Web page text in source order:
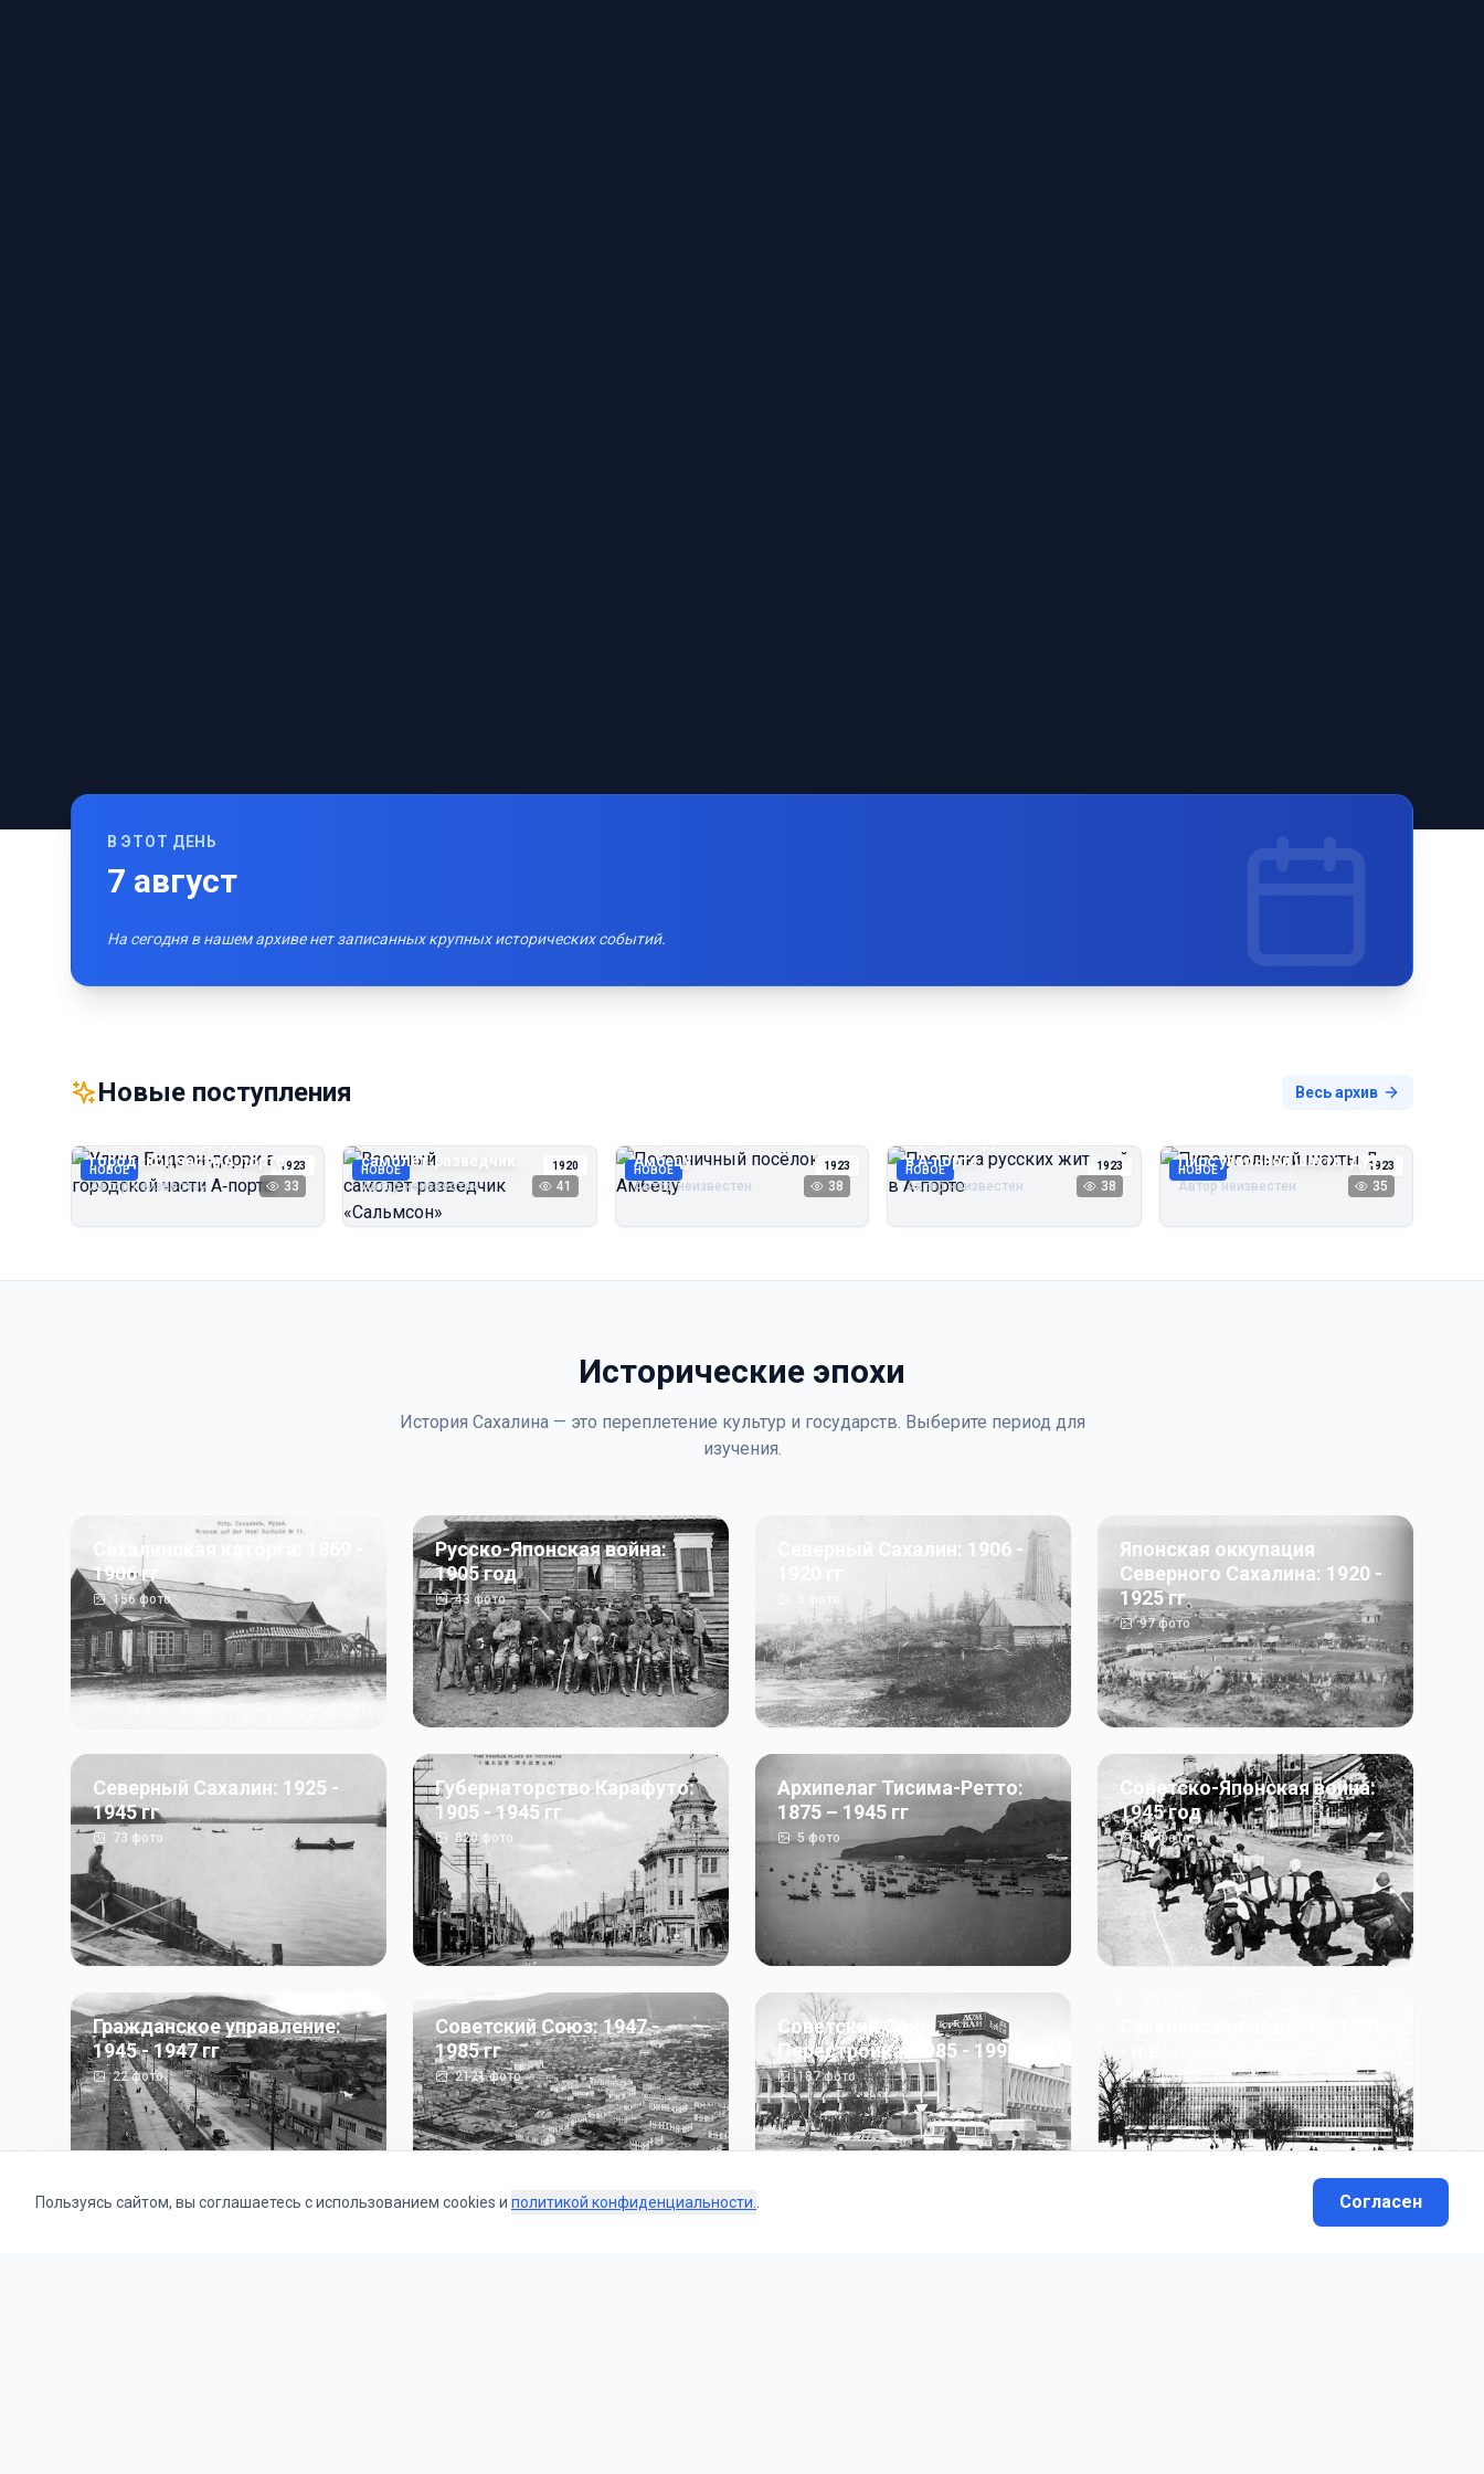
В ЭТОТ ДЕНЬ
7 август
На сегодня в нашем архиве нет записанных крупных исторических событий.
Новые поступления Весь архив
НОВОЕ 1923
Улица Бидзэн‑дорри в
городской части А‑порта
Автор неизвестен 33
НОВОЕ 1920
Военный
самолёт‑разведчик
«Сальмсон»
Автор неизвестен 41
НОВОЕ 1923
Пограничный посёлок
Амбецу
Автор неизвестен 38
НОВОЕ 1923
Прогулка русских жителей
в А‑порте
Автор неизвестен 38
НОВОЕ 1923
Пирс угольной шахты Дуэ
Автор неизвестен 35
Исторические эпохи
История Сахалина — это переплетение культур и государств. Выберите период для
изучения.
Сахалинская каторга: 1869 -
1906 гг
156фото
Русско-Японская война:
1905 год
43фото
Северный Сахалин: 1906 -
Японская оккупация
Северного Сахалина: 1920 -
1925 гг
97фото
Северный Сахалин: 1925 -
1945 гг
73 фото
Губернаторство Карафуто:
1905 - 1945 гг
820фото
Архипелаг Тисима-Ретто:
1875 – 1945 гг
5фото
Советско-Японская война:
1945 год
50фото
Гражданское управление:
1945 - 1947 гг
22фото
Советский Союз: 1947 -
1985 гг
2121фото
Советский Союз.
Перестройка: 1985 - 1991 гг
187фото 13фото
Пользуясь сайтом, вы соглашаетесь с использованием cookies и политикой конфиденциальности. Согласен